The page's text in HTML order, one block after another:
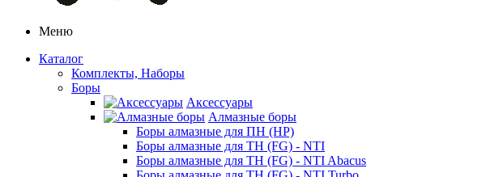
Меню
Каталог
Комплекты, Наборы
Боры
Аксессуары
Алмазные боры
Боры алмазные для ПН (HP)
Боры алмазные для ТН (FG) - NTI
Боры алмазные для ТН (FG) - NTI Abacus